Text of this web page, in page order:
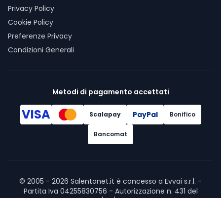
Privacy Policy
Cookie Policy
Preferenze Privacy
Condizioni Generali
Metodi di pagamento accettati
VISA Scalapay PayPal Bonifico
Bancomat
© 2005 - 2026 Salentonet.it è concesso a Evvai s.r.l. -
Partita Iva 04255830756 - Autorizzazione n. 431 del